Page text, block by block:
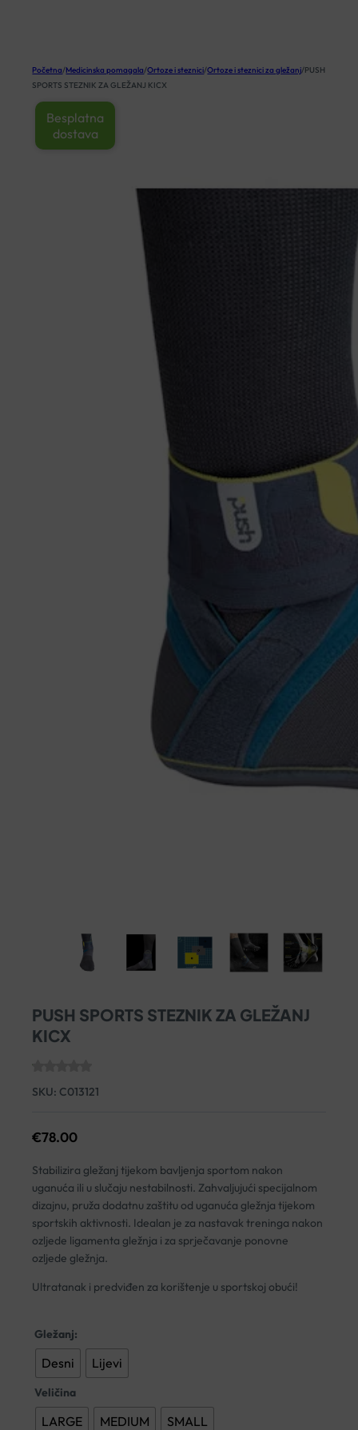
Početna/Medicinska pomagala/Ortoze i steznici/Ortoze i steznici za gležanj/PUSH
SPORTS STEZNIK ZA GLEŽANJ KICX
Besplatna
dostava
PUSH SPORTS STEZNIK ZA GLEŽANJ
KICX
SKU: C013121
€78.00
Stabilizira gležanj tijekom bavljenja sportom nakon
uganuća ili u slučaju nestabilnosti. Zahvaljujući specijalnom
dizajnu, pruža dodatnu zaštitu od uganuća gležnja tijekom
sportskih aktivnosti. Idealan je za nastavak treninga nakon
ozljede ligamenta gležnja i za sprječavanje ponovne
ozljede gležnja.
Ultratanak i predviđen za korištenje u sportskoj obući!
Gležanj:
Desni Lijevi
Veličina
LARGE MEDIUM SMALL